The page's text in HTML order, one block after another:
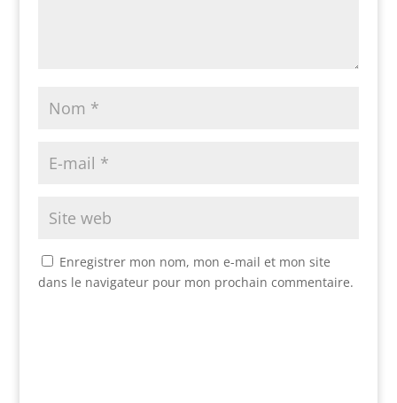
Enregistrer mon nom, mon e-mail et mon site
dans le navigateur pour mon prochain commentaire.